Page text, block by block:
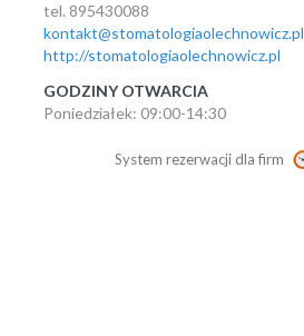
tel. 895430088
kontakt@stomatologiaolechnowicz.pl
http://stomatologiaolechnowicz.pl
GODZINY OTWARCIA
Poniedziałek: 09:00-14:30
System rezerwacji dla firm